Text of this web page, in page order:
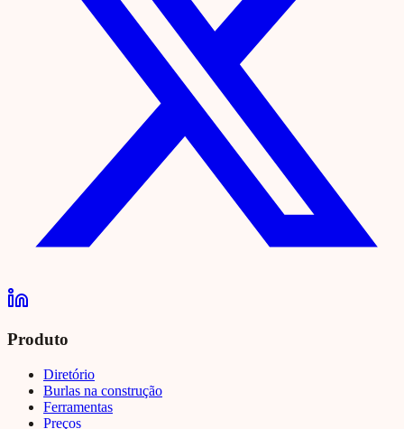
Produto
Diretório
Burlas na construção
Ferramentas
Preços